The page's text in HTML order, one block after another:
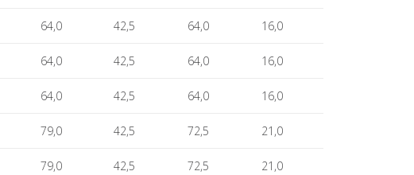
64,0 42,5 64,0 16,0
64,0 42,5 64,0 16,0
64,0 42,5 64,0 16,0
79,0 42,5 72,5 21,0
79,0 42,5 72,5 21,0